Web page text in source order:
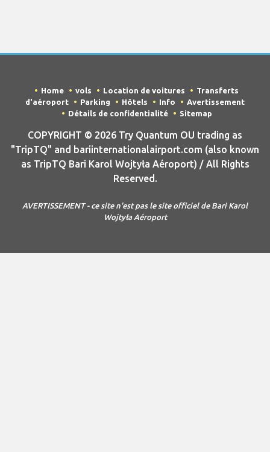
Home vols Location de voitures
Transferts
d'aéroport
Parking Hôtels Info
Avertissement
Détails de confidentialité
Sitemap
COPYRIGHT © 2026 Try Quantum OU trading as
"TripTQ" and bariinternationalairport.com (also known
as TripTQ Bari Karol Wojtyła Aéroport) / All Rights
Reserved.
AVERTISSEMENT - ce site n'est pas le site officiel de Bari Karol
Wojtyła Aéroport